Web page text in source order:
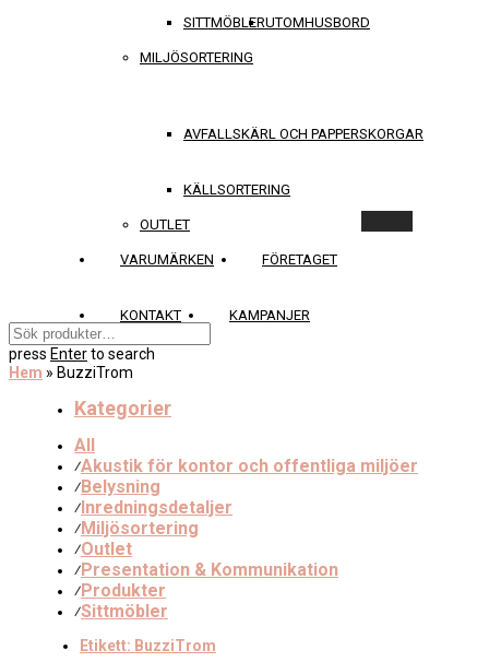
SITTMÖBLERUTOMHUSBORD
MILJÖSORTERING
AVFALLSKÄRL OCH PAPPERSKORGAR
KÄLLSORTERING
OUTLET
VARUMÄRKEN FÖRETAGET
KONTAKT KAMPANJER
press Enterto search
Hem » BuzziTrom
Kategorier
All
⁄Akustik för kontor och offentliga miljöer
⁄Belysning
⁄Inredningsdetaljer
⁄Miljösortering
⁄Outlet
⁄Presentation & Kommunikation
⁄Produkter
⁄Sittmöbler
Etikett: BuzziTrom